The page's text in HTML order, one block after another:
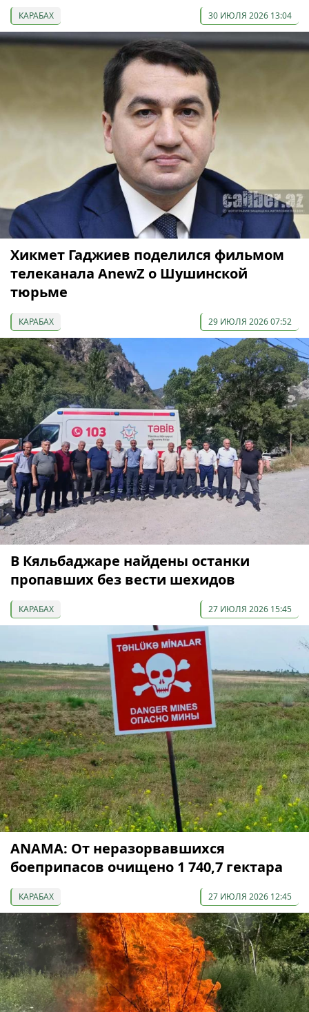
КАРАБАХ 30 ИЮЛЯ 2026 13:04
Хикмет Гаджиев поделился фильмом
телеканала AnewZ о Шушинской
тюрьме
КАРАБАХ 29 ИЮЛЯ 2026 07:52
В Кяльбаджаре найдены останки
пропавших без вести шехидов
КАРАБАХ 27 ИЮЛЯ 2026 15:45
ANAMA: От неразорвавшихся
боеприпасов очищено 1 740,7 гектара
КАРАБАХ 27 ИЮЛЯ 2026 12:45